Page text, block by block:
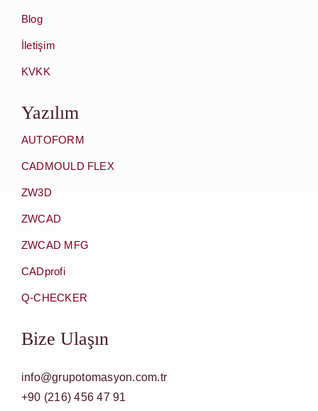
Blog
İletişim
KVKK
Yazılım
AUTOFORM
CADMOULD FLEX
ZW3D
ZWCAD
ZWCAD MFG
CADprofi
Q-CHECKER
Bize Ulaşın
info@grupotomasyon.com.tr
+90 (216) 456 47 91